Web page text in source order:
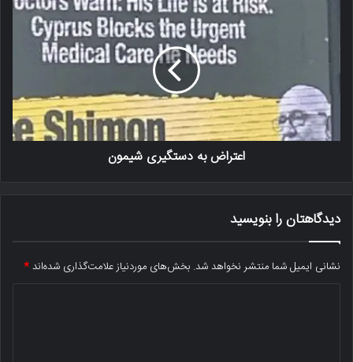
اعتراض به دستگیری شیمون
دیدگاهتان را بنویسید
نشانی ایمیل شما منتشر نخواهد شد. بخش‌های موردنیاز علامت‌گذاری شده‌اند*